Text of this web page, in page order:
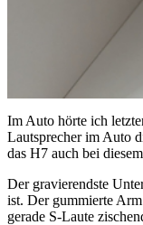
Im Auto hörte ich
Lautsprecher im Auto
das H7 auch bei
Der gravierendste
ist. Der gummierte
gerade S-Laute